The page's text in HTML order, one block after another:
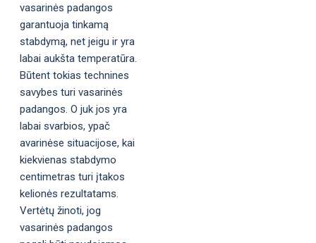
vasarinės padangos
garantuoja tinkamą
stabdymą, net jeigu ir yra
labai aukšta temperatūra.
Būtent tokias technines
savybes turi vasarinės
padangos. O juk jos yra
labai svarbios, ypač
avarinėse situacijose, kai
kiekvienas stabdymo
centimetras turi įtakos
kelionės rezultatams.
Vertėtų žinoti, jog
vasarinės padangos